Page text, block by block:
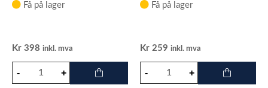
Få på lager
Kr 398 inkl. mva
Få på lager
Kr 259 inkl. mva